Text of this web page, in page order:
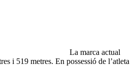
La marca actual
i 519 metres. En possessió de l’atleta